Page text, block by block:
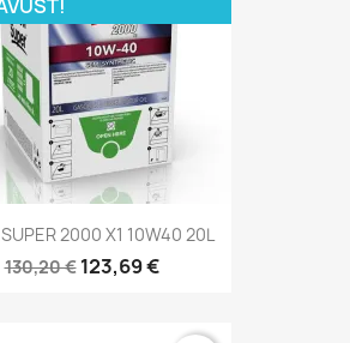
SUPER 2000 X1 10W40 20L
130,20 € 123,69 €